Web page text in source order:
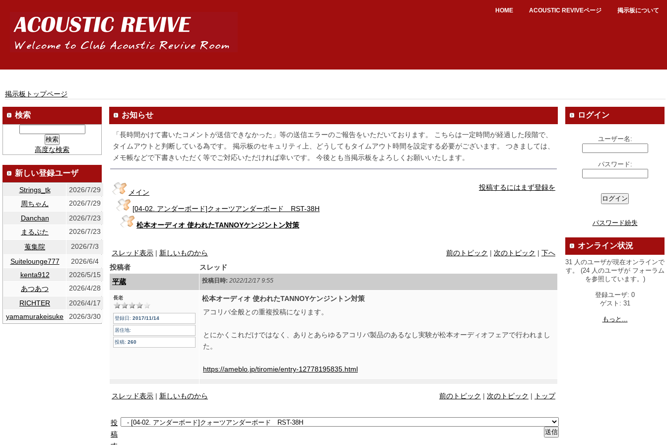
HOME ACOUSTIC REVIVEページ 掲示板について
掲示板トップページ
お知らせ
「長時間かけて書いたコメントが送信できなかった」等の送信エラーのご報告をいただいております。 こちらは一定時間が経過した段階で、
タイムアウトと判断している為です。 掲示板のセキュリティ上、どうしてもタイムアウト時間を設定する必要がございます。 つきましては、
メモ帳などで下書きいただく等でご対応いただければ幸いです。 今後とも当掲示板をよろしくお願いいたします。
メイン
[04-02. アンダーボード]クォーツアンダーボード RST-38H
松本オーディオ 使われたTANNOYケンジントン対策
投稿するにはまず登録を
スレッド表示 | 新しいものから 前のトピック | 次のトピック | 下へ
投稿者
スレッド
平蔵
投稿日時: 2022/12/17 9:55
長老
登録日: 2017/11/14
居住地:
投稿: 260
松本オーディオ 使われたTANNOYケンジントン対策
アコリバ全般との重複投稿になります。
とにかくこれだけではなく、ありとあらゆるアコリバ製品のあるなし実験が松本オーディオフェアで行われまし
た。
https://ameblo.jp/tiromie/entry-12778195835.html
スレッド表示 | 新しいものから 前のトピック | 次のトピック | トップ
投
稿
検索
高度な検索
新しい登録ユーザ
Strings_tk
2026/7/29
周ちゃん
2026/7/29
Danchan
2026/7/23
まるぶた
2026/7/23
蒐集院
2026/7/3
Suitelounge777
2026/6/4
kenta912
2026/5/15
あつあつ
2026/4/28
RICHTER
2026/4/17
yamamurakeisuke
2026/3/30
ログイン
ユーザー名:
パスワード:
パスワード紛失
オンライン状況
31 人のユーザが現在オンラインで
す。 (24 人のユーザが フォーラム
を参照しています。)
登録ユーザ: 0
ゲスト: 31
もっと...